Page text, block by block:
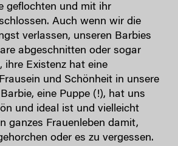
geflochten und mit ihr
Auch wenn wir die
verlassen, unseren Barbies
abgeschnitten oder sogar
ihre Existenz hat eine
und Schönheit in unsere
eine Puppe (!), hat uns
und ideal ist und vielleicht
ganzes Frauenleben damit,
oder es zu vergessen.